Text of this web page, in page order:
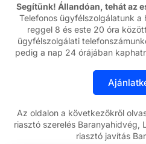
Segítünk! Állandóan, tehát az
Telefonos ügyfélszolgálatunk a
reggel 8 és este 20 óra
ügyfélszolgálati
pedig a nap 24 órájában
Az oldalon a következőkről
riasztó szerelés Baranyahidvég,
riasztó javítás